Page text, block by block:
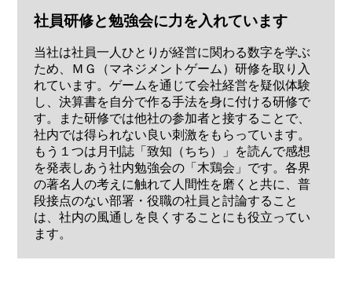
社員研修と勉強会に力を入れています
当社は社員一人ひとりが経営に関わる数字を学ぶ
ため、ＭＧ（マネジメントゲーム）研修を取り入
れています。ゲームを通じて会社経営を疑似体験
し、決算書を自分で作る手法を身に付ける研修で
す。また研修では他社の参加者と接することで、
社内では得られない良い刺激をもらっています。
もう１つは月刊誌「致知（ちち）」を読んで感想
を発表しあう社内勉強会の「木鶏会」です。各界
の著名人の考えに触れて人間性を磨くと共に、普
段接点のない部署・役職の社員と討論すること
は、社内の風通しを良くすることにも役立ってい
ます。